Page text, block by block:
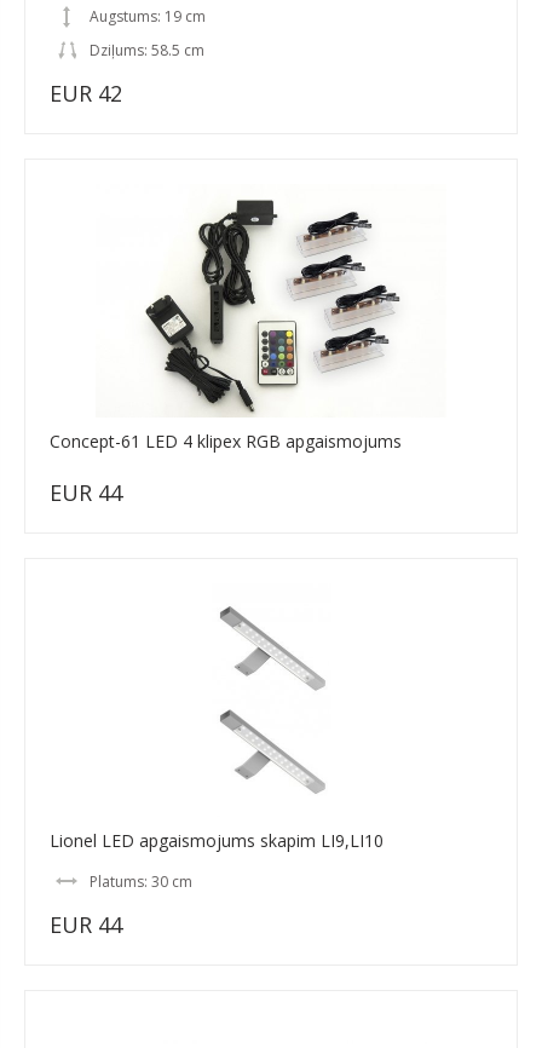
Augstums: 19 cm
Dziļums: 58.5 cm
EUR 42
Concept-61 LED 4 klipex RGB apgaismojums
EUR 44
Lionel LED apgaismojums skapim LI9,LI10
Platums: 30 cm
EUR 44